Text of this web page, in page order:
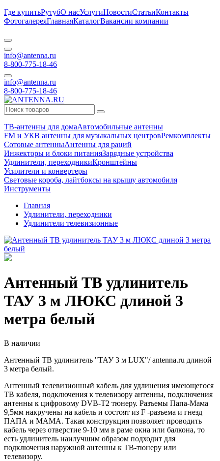
Где купитьРутубО насУслугиНовостиСтатьиКонтакты
ФотогалереяГлавнаяКаталогВакансии компании
info@antenna.ru
8-800-775-18-46
info@antenna.ru
8-800-775-18-46
ТВ-антенны для домаАвтомобильные антенны
FM и УКВ антенны для музыкальных центровРемкомплекты
Сотовые антенныАнтенны для раций
Инжекторы и блоки питанияЗарядные устройства
Удлинители, переходникиКронштейны
Усилители и конвертеры
Световые короба, лайтбоксы на крышу автомобиля
Инструменты
Главная
Удлинители, переходники
Удлинители телевизионные
Антенный ТВ удлинитель
ТАУ 3 м ЛЮКС длиной 3
метрa белый
В наличии
Антенный ТВ удлинитель "ТАУ 3 м LUX"/ antenna.ru длиной
3 метрa белый.
Антенный телевизионный кабель для удлинения имеющегося
ТВ кабеля, подключения к телевизору антенны, подключения
антенны к цифровому DVB-T2 тюнеру. Разъемы Папа-Мама
9,5мм накручены на кабель и состоят из F -разъема и гнезд
ПАПА и МАМА. Такая конструкция позволяет проводить
кабель через отверстие 9-10 мм в раме окна или балкона, то
есть удлинитель наилучшим образом подходит для
подключения наружной антенны к ТВ-тюнеру или
телевизору.